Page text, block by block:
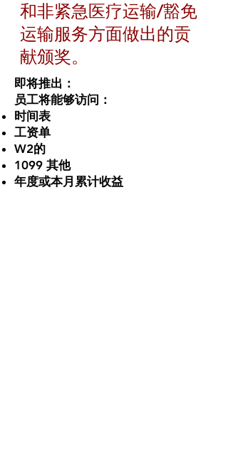
和非紧急医疗运输/豁免
运输服务方面做出的贡
献颁奖。
即将推出：
员工将能够访问：
时间表
工资单
W2的
1099 其他
年度或本月累计收益